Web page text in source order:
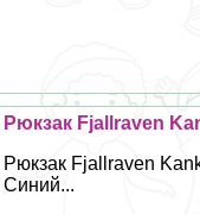
Рюкзак Fjallraven
Рюкзак Fjallraven
Синий...